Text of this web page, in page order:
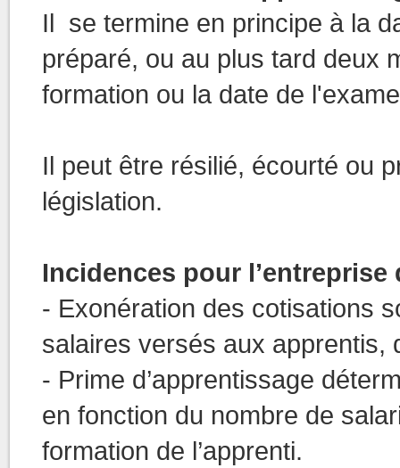
Il se termine en principe à la
préparé, ou au plus tard deux
formation ou la date de
Il peut être résilié, écourté ou
législation.
Incidences pour
- Exonération des cotisations
salaires versés aux apprentis,
- Prime d’apprentissage
en fonction du nombre de
formation de l’apprenti.